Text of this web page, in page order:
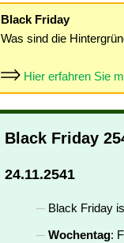
Black Friday
Was sind die
Hier erfahren Sie
Black Friday
24.11.2541
Black Friday
Wochentag: